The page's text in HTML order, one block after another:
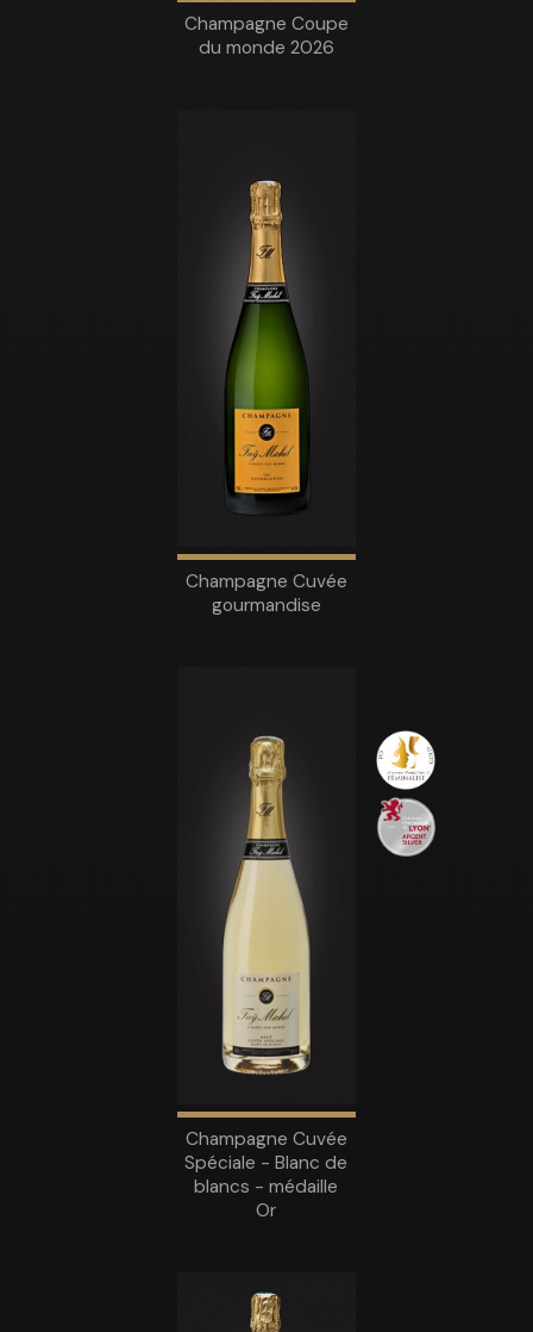
Champagne Coupe
du monde 2026
Champagne Cuvée
gourmandise
Champagne Cuvée
Spéciale - Blanc de
blancs - médaille
Or